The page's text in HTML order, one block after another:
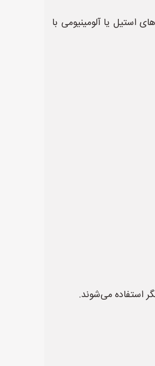
یا آلومینیومی با